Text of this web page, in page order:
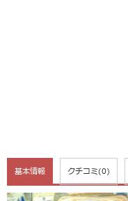
基本情報 クチコミ(0)